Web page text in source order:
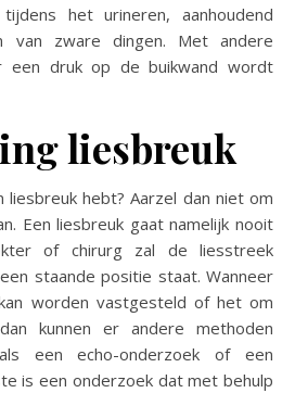
het urineren, aanhoudend
zware dingen. Met andere
een druk op de buikwand wordt
liesbreuk
hebt? Aarzel dan niet om
Een liesbreuk gaat namelijk nooit
of chirurg zal de liesstreek
staande positie staat. Wanneer
worden vastgesteld of het om
kunnen er andere methoden
een echo-onderzoek of een
is een onderzoek dat met behulp